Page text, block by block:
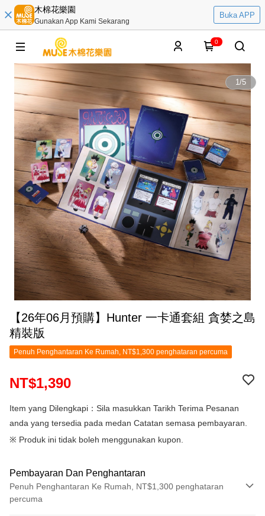
木棉花樂園
Gunakan App Kami Sekarang
Buka APP
0
1/5
【26年06月預購】Hunter 一卡通套組 貪婪之島
精裝版
Penuh Penghantaran Ke Rumah, NT$1,300 penghataran percuma
NT$1,390
Item yang Dilengkapi：Sila masukkan Tarikh Terima Pesanan
anda yang tersedia pada medan Catatan semasa pembayaran.
※ Produk ini tidak boleh menggunakan kupon.
Pembayaran Dan Penghantaran
Penuh Penghantaran Ke Rumah, NT$1,300 penghataran
percuma